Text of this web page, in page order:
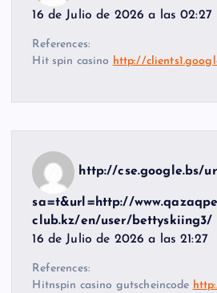
16 de Julio de 2026 a las 02:27
References:
Hit spin casino http://
http://cse.google.bs/
sa=t&url=http://
club.kz/en/user/bettyskiing3/
16 de Julio de 2026 a las 21:27
References:
Hitnspin casino gutscheincode